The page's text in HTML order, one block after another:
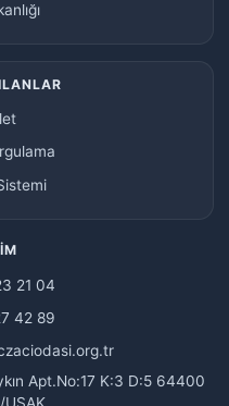
21 04
42 89
Apt.No:17 K:3 D:5 64400
UŞAK